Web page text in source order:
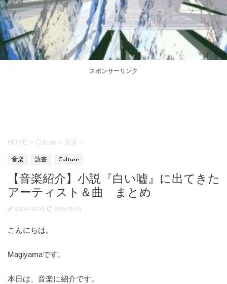
スポンサーリンク
HOME > Culture > 音楽 >
音楽 読書 Culture
【音楽紹介】小説『白い嘘』に出てきた
アーティスト＆曲 まとめ
2014/10/02 2016/11/03
こんにちは。
Magiyamaです。
本日は、音楽に紹介です。